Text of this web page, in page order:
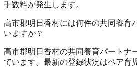
手数料が発生します。
高市郡明日香村には何件の共同養育
いますか？
高市郡明日香村の共同養育パートナ
ています。最新の登録状況はペア育